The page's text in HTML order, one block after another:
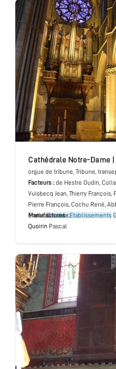
cathédrale Notre-Dame
orgue de tribune, Tribune,
Facteurs : de Hestre Oudin,
Vuisbecq Jean, Thierry François,
Pierre François, Cochu René,
Emile,GonzalezVictor, Lacorre
Quoirin Pascal
Manufactures : Etablissements
Quoirin